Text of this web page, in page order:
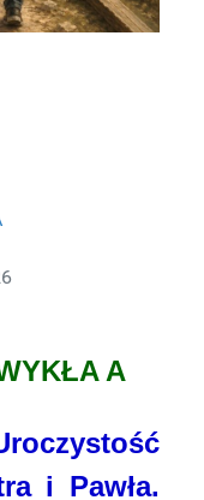
A
i Pawła.